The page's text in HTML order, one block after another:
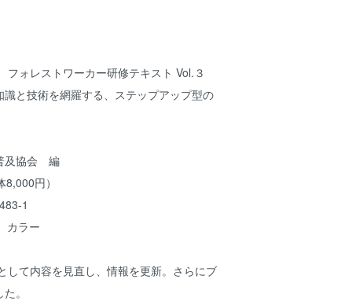
ォレストワーカー研修テキスト Vol.３
と技術を網羅する、ステップアップ型の
及協会 編
円）
1
ラー
して内容を見直し、情報を更新。さらにブ
。